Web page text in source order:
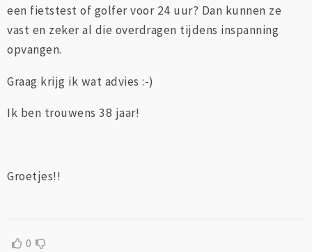
een fietstest of golfer voor 24 uur? Dan kunnen ze
vast en zeker al die overdragen tijdens inspanning
opvangen.
Graag krijg ik wat advies :-)
Ik ben trouwens 38 jaar!
Groetjes!!
0